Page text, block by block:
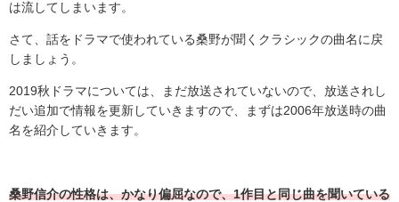
は流してしまいます。
さて、話をドラマで使われている桑野が聞くクラシックの曲名に戻
しましょう。
2019秋ドラマについては、まだ放送されていないので、放送されし
だい追加で情報を更新していきますので、まずは2006年放送時の曲
名を紹介していきます。
桑野信介の性格は、かなり偏屈なので、1作目と同じ曲を聞いている